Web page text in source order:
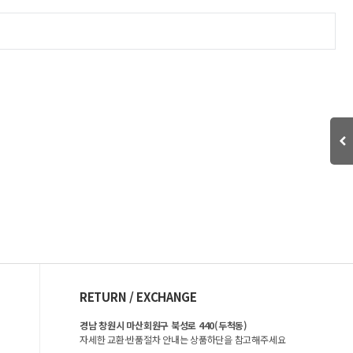
RETURN / EXCHANGE
경남 창원시 마산회원구 북성로 440(두척동)
자세한 교환·반품절차 안내는 상품하단을 참고해주세요